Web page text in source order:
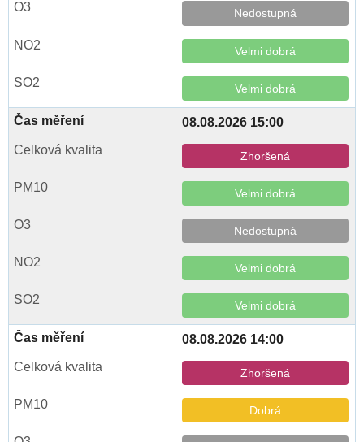
Nedostupná
Velmi dobrá
Velmi dobrá
08.08.2026 15:00
Zhoršená
Velmi dobrá
Nedostupná
Velmi dobrá
Velmi dobrá
08.08.2026 14:00
Zhoršená
Dobrá